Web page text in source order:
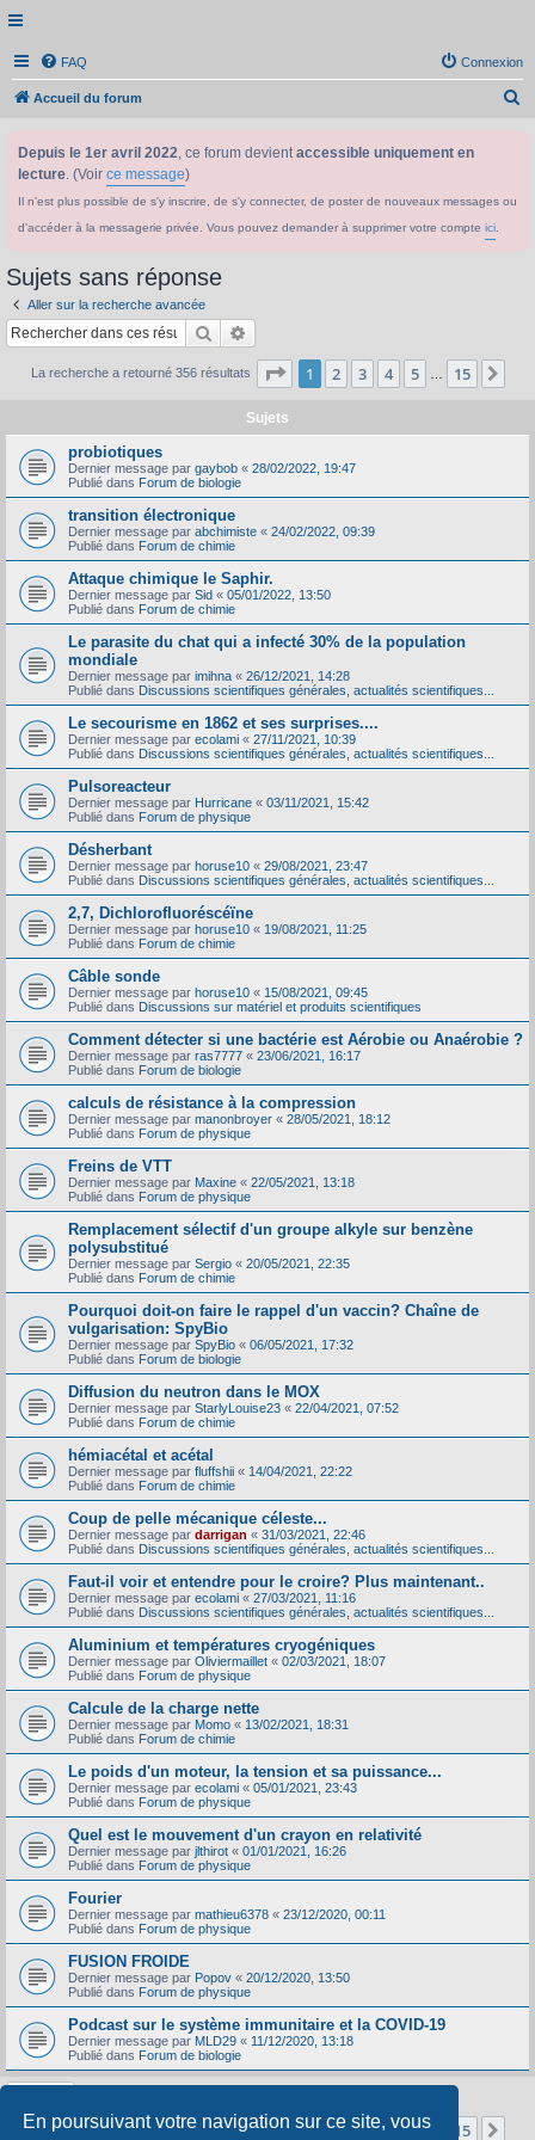
En poursuivant votre navigation sur ce site, vous
FAQ Connexion
Accueil du forum
Depuis le 1er avril 2022, ce forum devientaccessible uniquement en
lecture. (Voir ce message)
Il n'est plus possible de s'y inscrire, de s'y connecter, de poster de nouveaux messages ou
d'accéder à la messagerie privée. Vous pouvez demander à supprimer votre compte ici
Sujets sans réponse
Aller sur la recherche avancée
Rechercher
La recherche a retourné 356 résultats Page 1sur15
1 2 3 4 5 15
Sujets
probiotiques
Dernier message par gaybob « 28/02/2022, 19:47
Publié dans Forum de biologie
transition électronique
Dernier message par abchimiste « 24/02/2022, 09:39
Publié dans Forum de chimie
Attaque chimique le Saphir.
Dernier message par Sid « 05/01/2022, 13:50
Publié dans Forum de chimie
Le parasite du chat qui a infecté 30% de la population
mondiale
Dernier message par imihna « 26/12/2021, 14:28
Publié dans Discussions scientifiques générales, actualités scientifiques...
Le secourisme en 1862 et ses surprises....
Dernier message par ecolami « 27/11/2021, 10:39
Publié dans Discussions scientifiques générales, actualités scientifiques...
Pulsoreacteur
Dernier message par Hurricane « 03/11/2021, 15:42
Publié dans Forum de physique
Désherbant
Dernier message par horuse10 « 29/08/2021, 23:47
Publié dans Discussions scientifiques générales, actualités scientifiques...
2,7, Dichlorofluoréscéïne
Dernier message par horuse10 « 19/08/2021, 11:25
Publié dans Forum de chimie
Câble sonde
Dernier message par horuse10 « 15/08/2021, 09:45
Publié dans Discussions sur matériel et produits scientifiques
Comment détecter si une bactérie est Aérobie ou Anaérobie ?
Dernier message par ras7777 « 23/06/2021, 16:17
Publié dans Forum de biologie
calculs de résistance à la compression
Dernier message par manonbroyer « 28/05/2021, 18:12
Publié dans Forum de physique
Freins de VTT
Dernier message par Maxine « 22/05/2021, 13:18
Publié dans Forum de physique
Remplacement sélectif d'un groupe alkyle sur benzène
polysubstitué
Dernier message par Sergio « 20/05/2021, 22:35
Publié dans Forum de chimie
Pourquoi doit-on faire le rappel d'un vaccin? Chaîne de
vulgarisation: SpyBio
Dernier message par SpyBio « 06/05/2021, 17:32
Publié dans Forum de biologie
Diffusion du neutron dans le MOX
Dernier message par StarlyLouise23 « 22/04/2021, 07:52
Publié dans Forum de chimie
hémiacétal et acétal
Dernier message par fluffshii « 14/04/2021, 22:22
Publié dans Forum de chimie
Coup de pelle mécanique céleste...
Dernier message par darrigan « 31/03/2021, 22:46
Publié dans Discussions scientifiques générales, actualités scientifiques...
Faut-il voir et entendre pour le croire? Plus maintenant..
Dernier message par ecolami « 27/03/2021, 11:16
Publié dans Discussions scientifiques générales, actualités scientifiques...
Aluminium et températures cryogéniques
Dernier message par Oliviermaillet « 02/03/2021, 18:07
Publié dans Forum de physique
Calcule de la charge nette
Dernier message par Momo « 13/02/2021, 18:31
Publié dans Forum de chimie
Le poids d'un moteur, la tension et sa puissance...
Dernier message par ecolami « 05/01/2021, 23:43
Publié dans Forum de physique
Quel est le mouvement d'un crayon en relativité
Dernier message par jlthirot « 01/01/2021, 16:26
Publié dans Forum de physique
Fourier
Dernier message par mathieu6378 « 23/12/2020, 00:11
Publié dans Forum de physique
FUSION FROIDE
Dernier message par Popov « 20/12/2020, 13:50
Publié dans Forum de physique
Podcast sur le système immunitaire et la COVID-19
Dernier message par MLD29 « 11/12/2020, 13:18
Publié dans Forum de biologie
La recherche a retourné 356 résultats Page 1sur15
1 2 3 4 5 … 15